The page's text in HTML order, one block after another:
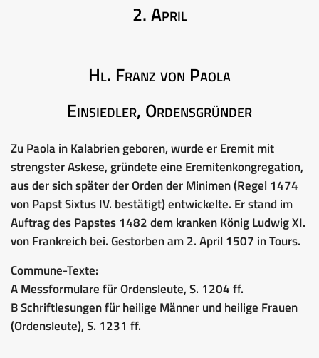
2. April
Hl. Franz von Paola
Einsiedler, Ordensgründer
Zu Paola in Kalabrien geboren, wurde er Eremit mit
strengster Askese, gründete eine Eremitenkongregation,
aus der sich später der Orden der Minimen (Regel 1474
von Papst Sixtus IV. bestätigt) entwickelte. Er stand im
Auftrag des Papstes 1482 dem kranken König Ludwig XI.
von Frankreich bei. Gestorben am 2. April 1507 in Tours.
Commune-Texte:
A Messformulare für Ordensleute, S. 1204 ff.
B Schriftlesungen für heilige Männer und heilige Frauen
(Ordensleute), S. 1231 ff.